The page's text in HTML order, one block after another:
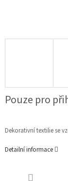
Pouze pro
Dekorativní textilie se
Detailní informace